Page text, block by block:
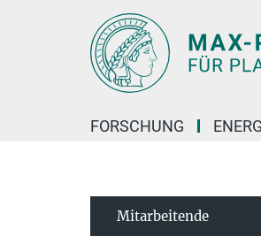
FORSCHUNG
Mitarbeitende